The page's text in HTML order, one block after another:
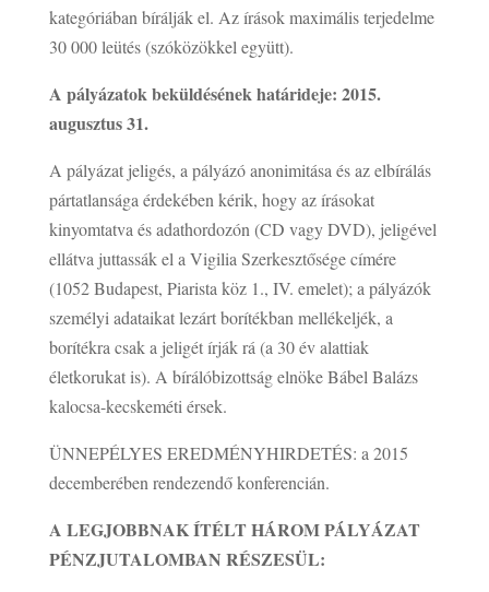
kategóriában bírálják el. Az írások maximális terjedelme
30 000 leütés (szóközökkel együtt).
A pályázatok beküldésének határideje: 2015.
augusztus 31.
A pályázat jeligés, a pályázó anonimitása és az elbírálás
pártatlansága érdekében kérik, hogy az írásokat
kinyomtatva és adathordozón (CD vagy DVD), jeligével
ellátva juttassák el a Vigilia Szerkesztősége címére
(1052 Budapest, Piarista köz 1., IV. emelet); a pályázók
személyi adataikat lezárt borítékban mellékeljék, a
borítékra csak a jeligét írják rá (a 30 év alattiak
életkorukat is). A bírálóbizottság elnöke Bábel Balázs
kalocsa-kecskeméti érsek.
ÜNNEPÉLYES EREDMÉNYHIRDETÉS: a 2015
decemberében rendezendő konferencián.
A LEGJOBBNAK ÍTÉLT HÁROM PÁLYÁZAT
PÉNZJUTALOMBAN RÉSZESÜL: